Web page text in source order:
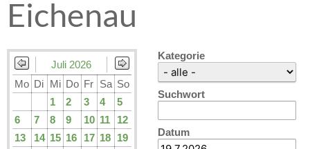
Eichenau
Juli 2026
Mo Di Mi Do Fr Sa So
1
2 3 4
5
6
7 8 9 10 11
12
13
14 15 16 17 18 19
Kategorie
Suchwort
Datum